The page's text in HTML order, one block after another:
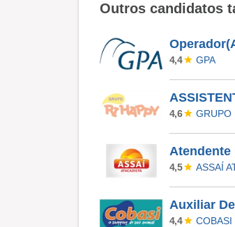
Outros candidatos
4,4 GPA
4,6 GRUPO
4,5 ASSAÍ
4,4